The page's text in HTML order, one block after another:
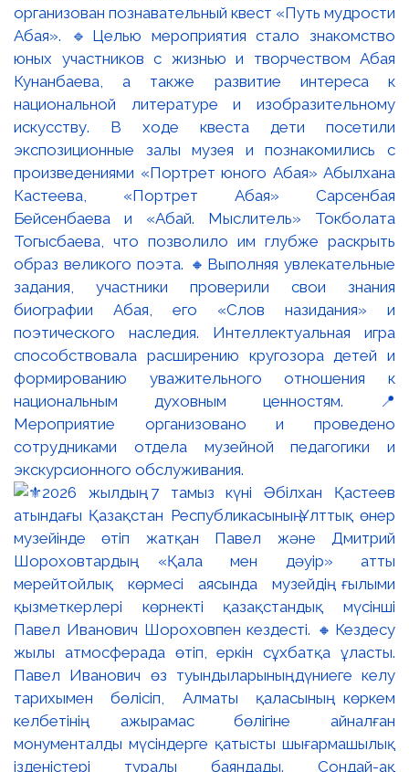
организован познавательный квест «Путь мудрости
Абая». 🔹Целью мероприятия стало знакомство
юных участников с жизнью и творчеством Абая
Кунанбаева, а также развитие интереса к
национальной литературе и изобразительному
искусству. В ходе квеста дети посетили
экспозиционные залы музея и познакомились с
произведениями «Портрет юного Абая» Абылхана
Кастеева, «Портрет Абая» Сарсенбая
Бейсенбаева и «Абай. Мыслитель» Токболата
Тогысбаева, что позволило им глубже раскрыть
образ великого поэта. 🔸Выполняя увлекательные
задания, участники проверили свои знания
биографии Абая, его «Слов назидания» и
поэтического наследия. Интеллектуальная игра
способствовала расширению кругозора детей и
формированию уважительного отношения к
национальным духовным ценностям. 📍
Мероприятие организовано и проведено
сотрудниками отдела музейной педагогики и
экскурсионного обслуживания.